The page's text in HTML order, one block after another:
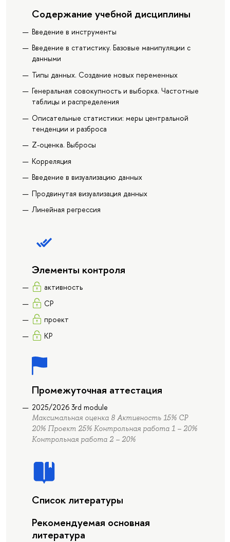
Содержание учебной дисциплины
Введение в инструменты
Введение в статистику. Базовые манипуляции с
данными
Типы данных. Создание новых переменных
Генеральная совокупность и выборка. Частотные
таблицы и распределения
Описательные статистики: меры центральной
тенденции и разброса
Z-оценка. Выбросы
Корреляция
Введение в визуализацию данных
Продвинутая визуализация данных
Линейная регрессия
Элементы контроля
активность
СР
проект
КР
Промежуточная аттестация
2025/2026 3rd module
Максимальная оценка 8 Активность 15% СР
20% Проект 25% Контрольная работа 1 – 20%
Контрольная работа 2 – 20%
Список литературы
Рекомендуемая основная
литература